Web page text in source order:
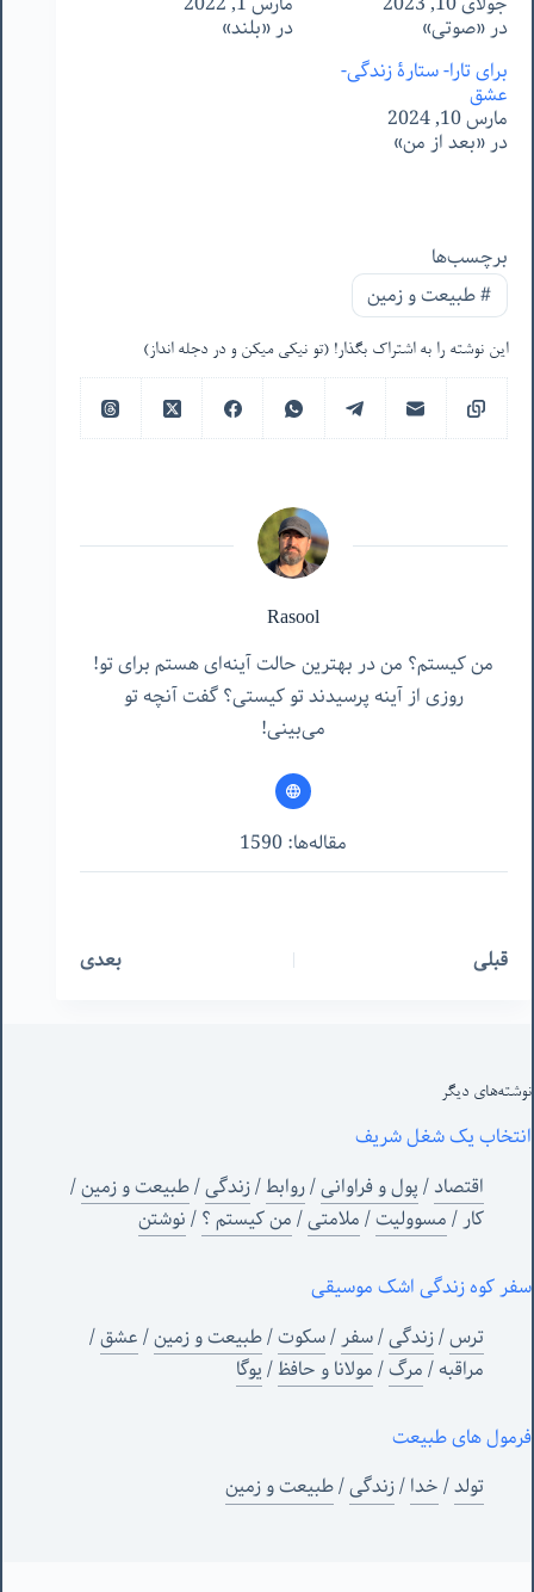
در «صوتی»
در «بلند»
برای تارا- ستارۀ زندگی-
عشق
مارس 10, 2024
در «بعد از من»
برچسب‌ها
#طبیعت و زمین
این نوشته را به اشتراک بگذار! (تو نیکی میکن و در دجله انداز)
Rasool
من کیستم؟ من در بهترین حالت آینه‌ای هستم برای تو!
روزی از آینه پرسیدند تو کیستی؟ گفت آنچه تو
می‌بینی!
مقاله‌ها: 1590
قبلی بعدی
نوشته‌های‌ دیگر
انتخاب یک شغل شریف
اقتصاد/پول و فراوانی/روابط/زندگی/طبیعت و زمین/
کار/مسوولیت/ملامتی/من‌ کیستم ؟/نوشتن
سفر کوه زندگی اشک موسیقی
ترس/زندگی/سفر/سکوت/طبیعت و زمین/عشق/
مراقبه/مرگ/مولانا و حافظ/یوگا
فرمول های طبیعت
تولد/خدا/زندگی/طبیعت و زمین